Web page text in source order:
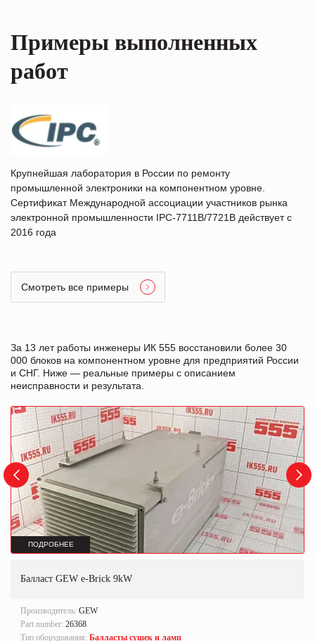
Примеры выполненных
работ
Крупнейшая лаборатория в России по ремонту
промышленной электроники на компонентном уровне.
Сертификат Международной ассоциации участников рынка
электронной промышленности IPC-7711B/7721B действует с
2016 года
Смотреть все примеры
За 13 лет работы инженеры ИК 555 восстановили более 30
000 блоков на компонентном уровне для предприятий России
и СНГ. Ниже — реальные примеры с описанием
неисправности и результата.
ПОДРОБНЕЕ
Балласт GEW e-Brick 9kW
Производитель: GEW
Part number: 26368
Тип оборудования: Балласты сушек и ламп